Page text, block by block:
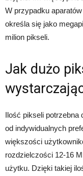
W przypadku
określa się jako
milion pikseli.
Jak dużo
Ilość pikseli potrzebna
od indywidualnych
większości
rozdzielczości 12-16
użytku. Dzięki takiej